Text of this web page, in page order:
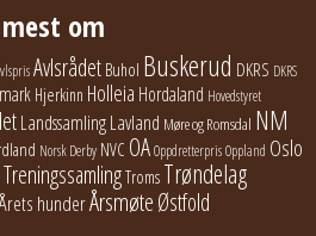
om
Avlsrådet Buhol Buskerud DKRS DKRS
Hjerkinn Holleia Hordaland Hovedstyret
LandssamlingLavland Møre og Romsdal NM
Norsk Derby NVC OAOppdretterprisOppland Oslo
TreningssamlingTroms Trøndelag
hunderÅrsmøteØstfold